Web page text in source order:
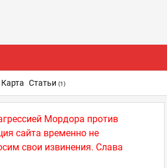
Мордора против
сайта временно не
свои извинения. Слава
Карта Статьи (1)